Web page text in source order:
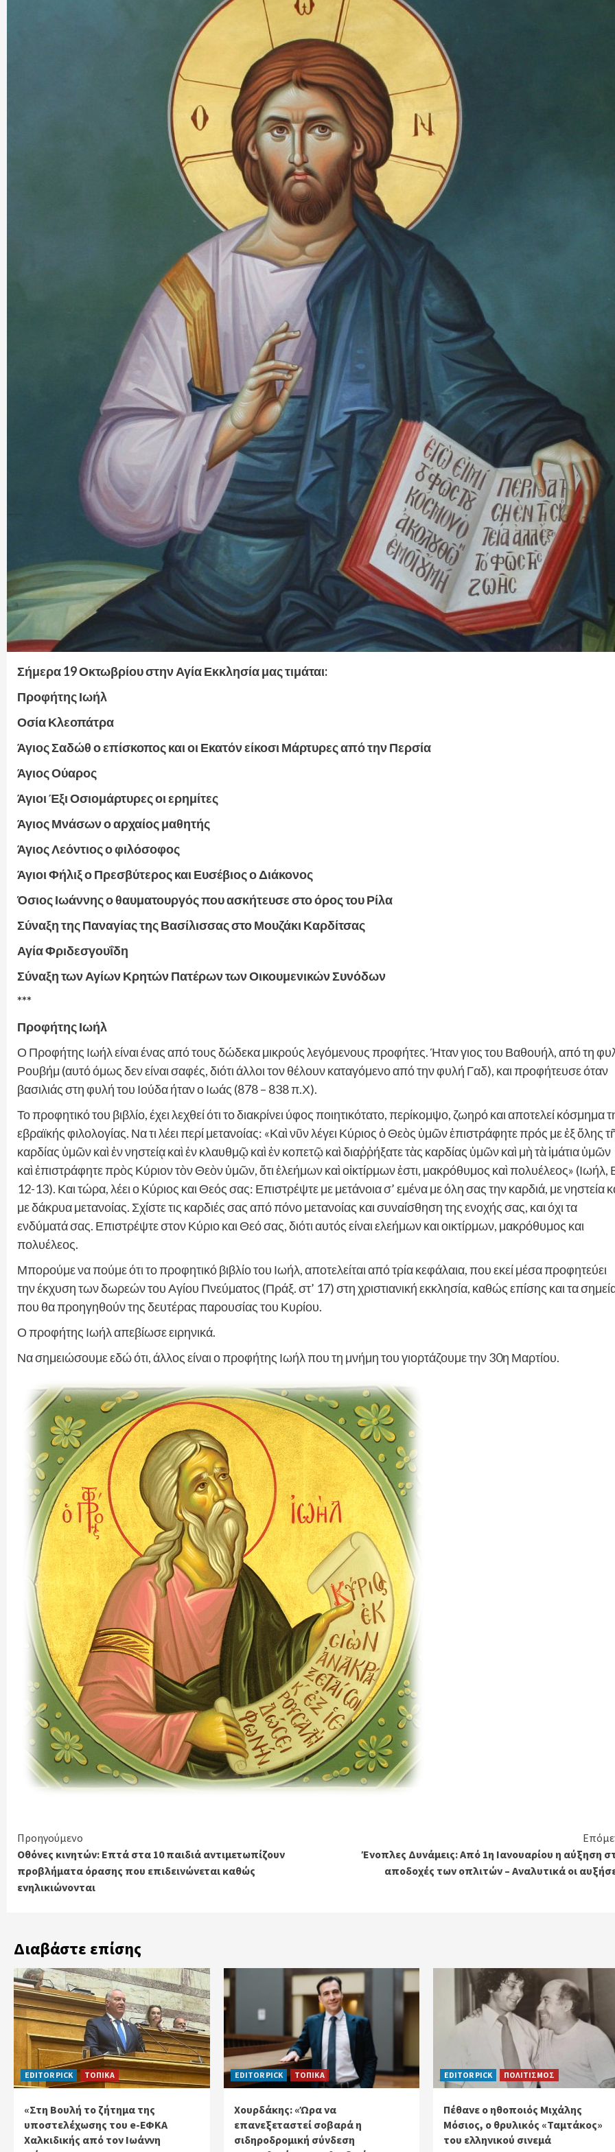
Σήμερα 19 Οκτωβρίου στην Αγία Εκκλησία μας τιμάται:
Προφήτης Ιωήλ
Οσία Κλεοπάτρα
Άγιος Σαδώθ ο επίσκοπος και οι Εκατόν είκοσι Μάρτυρες από την Περσία
Άγιος Ούαρος
Άγιοι Έξι Οσιομάρτυρες οι ερημίτες
Άγιος Μνάσων ο αρχαίος μαθητής
Άγιος Λεόντιος ο φιλόσοφος
Άγιοι Φήλιξ ο Πρεσβύτερος και Ευσέβιος ο Διάκονος
Όσιος Ιωάννης ο θαυματουργός που ασκήτευσε στο όρος του Ρίλα
Σύναξη της Παναγίας της Βασίλισσας στο Μουζάκι Καρδίτσας
Αγία Φριδεσγουΐδη
Σύναξη των Αγίων Κρητών Πατέρων των Οικουμενικών Συνόδων
***
Προφήτης Ιωήλ
Ο Προφήτης Ιωήλ είναι ένας από τους δώδεκα μικρούς λεγόμενους προφήτες. Ήταν γιος του Βαθουήλ, από τη
Ρουβήμ (αυτό όμως δεν είναι σαφές, διότι άλλοι τον θέλουν καταγόμενο από την φυλή Γαδ), και προφήτευσε όταν
βασιλιάς στη φυλή του Ιούδα ήταν ο Ιωάς (878 – 838 π.Χ).
Το προφητικό του βιβλίο, έχει λεχθεί ότι το διακρίνει ύφος ποιητικότατο, περίκομψο, ζωηρό και αποτελεί κόσμημα
εβραϊκής φιλολογίας. Να τι λέει περί μετανοίας: «Καὶ νῦν λέγει Κύριος ὁ Θεὸς ὑμῶν ἐπιστράφητε πρός με ἐξ ὅλης
καρδίας ὑμῶν καὶ ἐν νηστείᾳ καὶ ἐν κλαυθμῷ καὶ ἐν κοπετῷ καὶ διαῤῥήξατε τὰς καρδίας ὑμῶν καὶ μὴ τὰ ἱμάτια ὑμῶν
καὶ ἐπιστράφητε πρὸς Κύριον τὸν Θεὸν ὑμῶν, ὅτι ἐλεήμων καὶ οἰκτίρμων ἐστι, μακρόθυμος καὶ πολυέλεος» (Ιωήλ,
12-13). Και τώρα, λέει ο Κύριος και Θεός σας: Επιστρέψτε με μετάνοια σ’ εμένα με όλη σας την καρδιά, με νηστεία
με δάκρυα μετανοίας. Σχίστε τις καρδιές σας από πόνο μετανοίας και συναίσθηση της ενοχής σας, και όχι τα
ενδύματά σας. Επιστρέψτε στον Κύριο και Θεό σας, διότι αυτός είναι ελεήμων και οικτίρμων, μακρόθυμος και
πολυέλεος.
Μπορούμε να πούμε ότι το προφητικό βιβλίο του Ιωήλ, αποτελείται από τρία κεφάλαια, που εκεί μέσα προφητεύει
την έκχυση των δωρεών του Αγίου Πνεύματος (Πράξ. στ’ 17) στη χριστιανική εκκλησία, καθώς επίσης και τα
που θα προηγηθούν της δευτέρας παρουσίας του Κυρίου.
Ο προφήτης Ιωήλ απεβίωσε ειρηνικά.
Να σημειώσουμε εδώ ότι, άλλος είναι ο προφήτης Ιωήλ που τη μνήμη του γιορτάζουμε την 30η Μαρτίου.
Continue
Reading
Προηγούμενο
Οθόνες κινητών: Επτά στα 10 παιδιά αντιμετωπίζουν
προβλήματα όρασης που επιδεινώνεται καθώς
ενηλικιώνονται
Ένοπλες Δυνάμεις: Από 1η Ιανουαρίου η αύξηση
αποδοχές των οπλιτών – Αναλυτικά οι
Διαβάστε επίσης
EDITOR PICK ΤΟΠΙΚΑ
«Στη Βουλή το ζήτημα της
υποστελέχωσης του e-ΕΦΚΑ
Χαλκιδικής από τον Ιωάννη
EDITOR PICK ΤΟΠΙΚΑ
Χουρδάκης: «Ώρα να
επανεξεταστεί σοβαρά η
σιδηροδρομική σύνδεση
EDITOR PICK ΠΟΛΙΤΙΣΜΟΣ
Πέθανε ο ηθοποιός Μιχάλης
Μόσιος, ο θρυλικός «Ταμτάκος»
του ελληνικού σινεμά